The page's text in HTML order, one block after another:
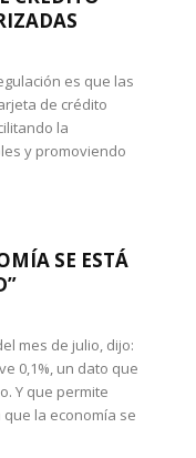
es que las
de crédito
la
y promoviendo
SE ESTÁ
mes de julio, dijo:
0,1%, un dato que
Y que permite
la economía se